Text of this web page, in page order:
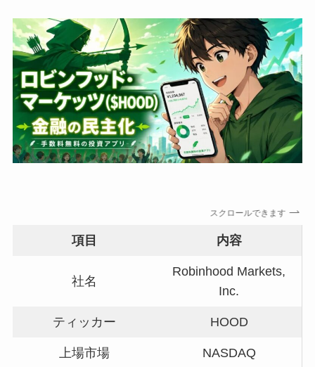
スクロールできます
項目 内容
社名
Robinhood Markets,
Inc.
ティッカー HOOD
上場市場 NASDAQ